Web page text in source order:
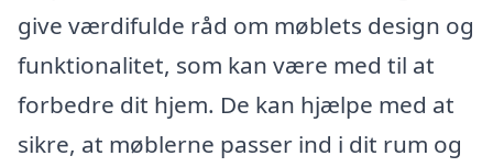
give værdifulde råd om møblets design og
funktionalitet, som kan være med til at
forbedre dit hjem. De kan hjælpe med at
sikre, at møblerne passer ind i dit rum og